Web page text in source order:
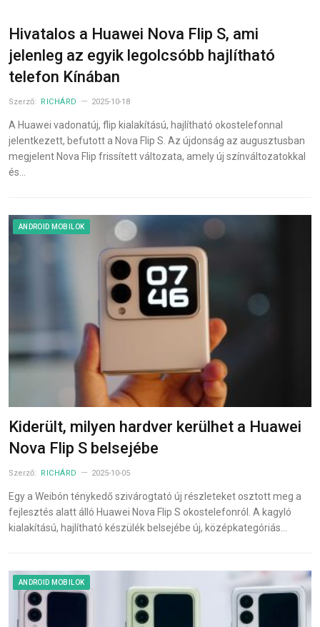
Hivatalos a Huawei Nova Flip S, ami
jelenleg az egyik legolcsóbb hajlítható
telefon Kínában
Szerző: RICHÁRD 2025-10-18
A Huawei vadonatúj, flip kialakítású, hajlítható okostelefonnal
jelentkezett, befutott a Nova Flip S. Az újdonság az augusztusban
megjelent Nova Flip frissített változata, amely új színváltozatokkal
és…
ANDROID MOBILOK
Kiderült, milyen hardver kerülhet a Huawei
Nova Flip S belsejébe
Szerző: RICHÁRD 2025-10-05
Egy a Weibón ténykedő szivárogtató új részleteket osztott meg a
fejlesztés alatt álló Huawei Nova Flip S okostelefonról. A kagyló
kialakítású, hajlítható készülék belsejébe új, középkategóriás…
ANDROID MOBILOK